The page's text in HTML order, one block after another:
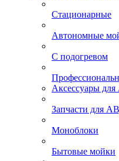
Стационарные
Автономные
С подогревом
Аксессуары
Запчасти для
Моноблоки
Бытовые мойки